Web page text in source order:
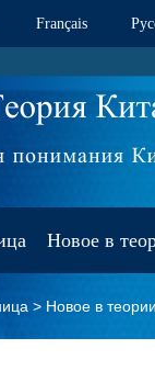
Français
Новое в
> Новое в теории